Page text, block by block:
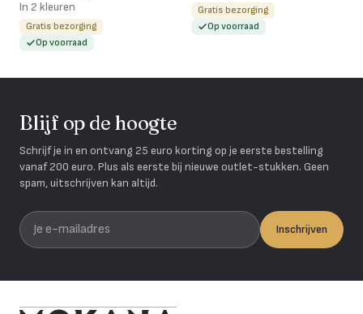
In 2 kleuren
Gratis bezorging
Op voorraad
Gratis bezorging
Op voorraad
Blijf op de hoogte
Schrijf je in en ontvang 25 euro korting op je eerste bestelling
vanaf 200 euro. Plus als eerste bij nieuwe outlet-stukken. Geen
spam, uitschrijven kan altijd.
Je e-mailadres
Inschrijven